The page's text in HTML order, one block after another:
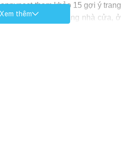
tham khảo 15 gợi ý trang
đây để trang hoàng nhà cửa, ở
Xem thêm